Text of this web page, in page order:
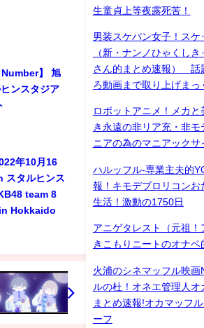
】 旭
ンスタジア
年10月16
スタルヒンス
team 8
Hokkaido
生童貞上等夜露死苦！
男装スケバン女子！スケ
（新・ナンノひゃくし
さん的まとめ速報） 話
ろ動画まで取り上げまっ
ロボットアニメ！メカ
き永遠の非リア充・非
ニアの為のマニアックサ
ハルッフル-専業主夫的
報！キモデブロリコンお
生活！激動の1750日
アニゲタレスト（元祖
きこもりニートのオナベ
火浦のシネマッフル映画
ルの杜！オネエ管理人
まとめ速報!オカマッフ
ーフ